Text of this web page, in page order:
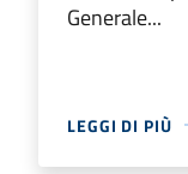
Generale...
LEGGI DI PIÙ